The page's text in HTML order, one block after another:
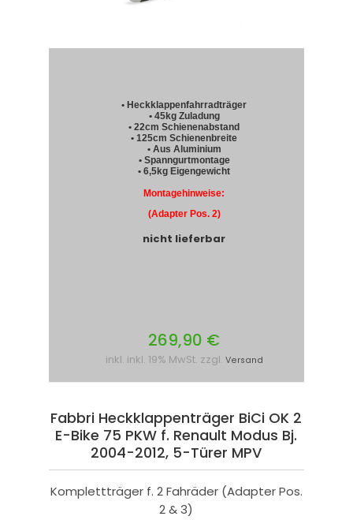
• Heckklappenfahrradträger
• 45kg Zuladung
• 22cm Schienenabstand
• 125cm Schienenbreite
• Aus Aluminium
• Spanngurtmontage
• 6,5kg Eigengewicht
Montagehinweise:
(Adapter Pos. 2)
nicht lieferbar
269,90 €
inkl. inkl. 19% MwSt. zzgl. Versand
Fabbri Heckklappenträger BiCi OK 2
E-Bike 75 PKW f. Renault Modus Bj.
2004-2012, 5-Türer MPV
Komplettträger f. 2 Fahräder (Adapter Pos.
2 & 3)